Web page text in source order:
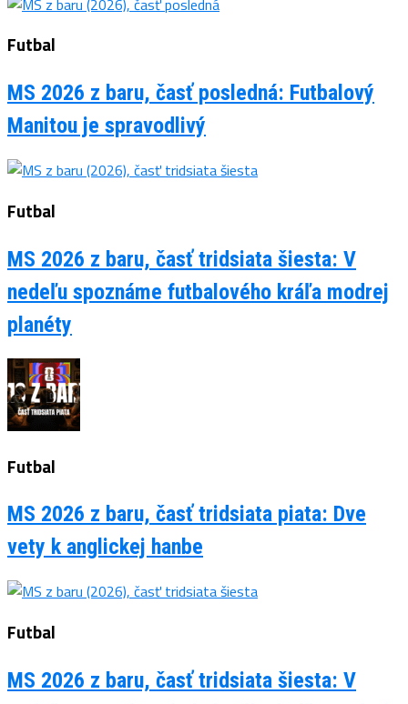
Futbal
MS 2026 z baru, časť posledná: Futbalový
Manitou je spravodlivý
Futbal
MS 2026 z baru, časť tridsiata šiesta: V
nedeľu spoznáme futbalového kráľa modrej
planéty
Futbal
MS 2026 z baru, časť tridsiata piata: Dve
vety k anglickej hanbe
Futbal
MS 2026 z baru, časť tridsiata šiesta: V